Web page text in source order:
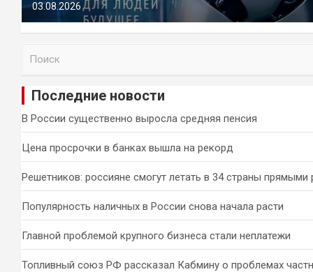
03.08.2026
и
Последние новости
В России существенно выросла средняя пенсия
Цена просрочки в банках вышла на рекорд
Решетников: россияне смогут летать в 34 страны прямыми
Популярность наличных в России снова начала расти
Главной проблемой крупного бизнеса стали неплатежи
Топливный союз РФ рассказал Кабмину о проблемах